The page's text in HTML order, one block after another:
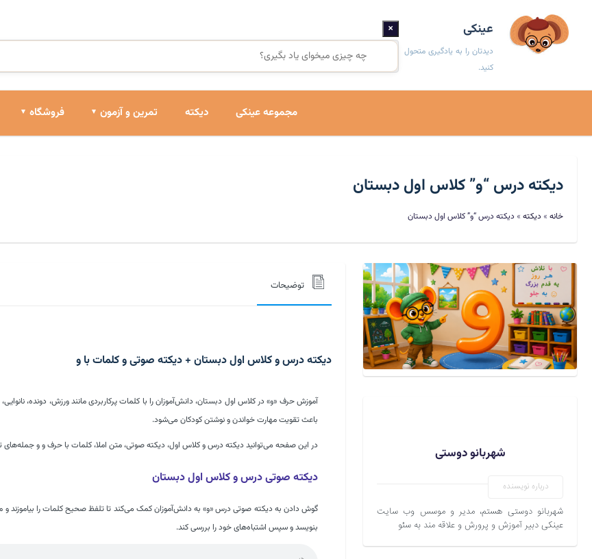
عینکی
دیدتان را به یادگیری متحول
کنید.
×
مجموعه عینکی دیکته تمرین و آزمون فروشگاه
دیکته درس “و” کلاس اول دبستان
خانه » دیکته » دیکته درس “و” کلاس اول دبستان
شهربانو دوستی
درباره نویسنده
شهربانو دوستی هستم، مدیر و موسس وب سایت
عینکی دبیر آموزش و پرورش و علاقه مند به سئو
توضیحات
دیکته درس و کلاس اول دبستان + دیکته صوتی و کلمات با و
آموزش حرف «و» در کلاس اول دبستان، دانش‌آموزان را با کلمات پرکاربردی مانند ورزش، دونده،
باعث تقویت مهارت خواندن و نوشتن کودکان می‌شود.
در این صفحه می‌توانید دیکته درس و کلاس اول، دیکته صوتی، متن املا، کلمات با حرف و و جمله‌های
دیکته صوتی درس و کلاس اول دبستان
گوش دادن به دیکته صوتی درس «و» به دانش‌آموزان کمک می‌کند تا تلفظ صحیح کلمات را بیاموزند
بنویسد و سپس اشتباه‌های خود را بررسی کند.